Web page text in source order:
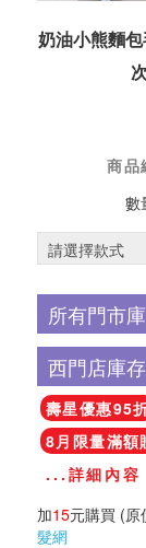
奶油小熊麵
商品
數
所有門市
西門店庫存
壽星優惠95
8月限量滿
...詳細內容
加15元購買 (原
髮網